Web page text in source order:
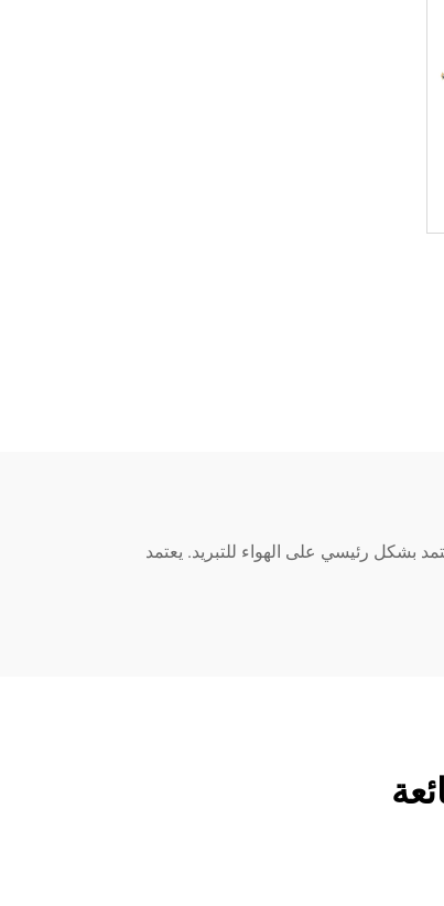
بشكل رئيسي على الهواء للتبريد. يعتمد